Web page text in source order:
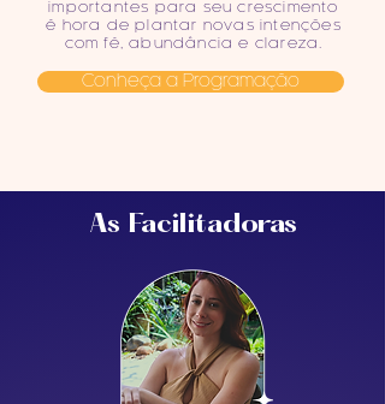
importantes para seu crescimento
é hora de plantar novas intenções
com fé, abundância e clareza.
Conheça a Programação
As Facilitadoras